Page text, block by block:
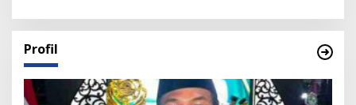
Profil